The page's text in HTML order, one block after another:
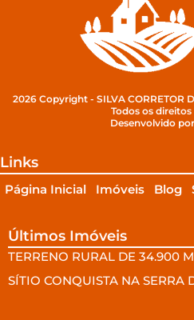
2026 Copyright - SILVA CORRETOR
Todos os
Desenvolvido
Links
Página Inicial Imóveis Blog
Últimos Imóveis
TERRENO RURAL DE 34.900
SÍTIO CONQUISTA NA SERRA